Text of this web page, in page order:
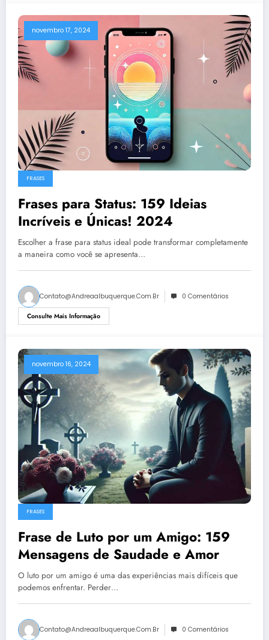
novembro 17, 2024
FRASES
Frases para Status: 159 Ideias
Incríveis e Únicas! 2024
Escolher a frase para status ideal pode transformar completamente
a maneira como você se apresenta…
Contato@andreaalbuquerque.com.br 0 Comentários
Consulte Mais Informação
novembro 16, 2024
FRASES
Frase de Luto por um Amigo: 159
Mensagens de Saudade e Amor
O luto por um amigo é uma das experiências mais difíceis que
podemos enfrentar. Perder…
Contato@andreaalbuquerque.com.br 0 Comentários